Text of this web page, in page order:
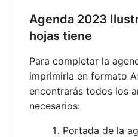
Agenda 2023
hojas tiene
Para completar la
imprimirla en formato
encontrarás todos los
necesarios:
Portada de la